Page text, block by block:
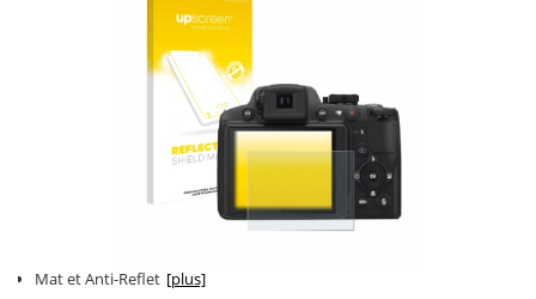
Mat et Anti-Reflet [plus]